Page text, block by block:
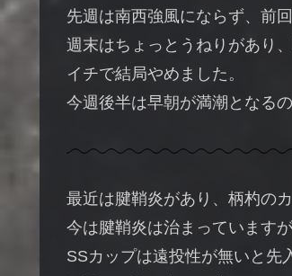
先週は南西強風にならず、前
週末はちょっとうねりがあり
イチで結局やめました。
今週後半は早朝が満潮となる
最近は腱鞘炎があり、柄杓の
今は腱鞘炎は治まっています
SSカップは遠投性が無いと先